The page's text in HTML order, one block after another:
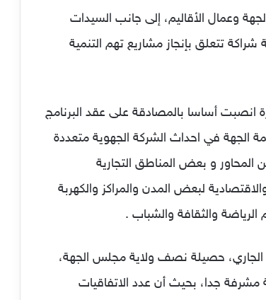
السيد والي الجهة وعمال الأقاليم، إلى جانب السيدات
المجلس، أنه جرت المصادقة على 45 اتفاقية شراكة تتعلق بإنجاز مشاريع تهم التنمية
انصبت أساسا بالمصادقة على عقد البرنامج
الجهة في احداث الشركة الجهوية متعددة
المحاور و بعض المناطق التجارية
لبعض المدن والمراكز والكهربة
والثقافة والشباب .
حصيلة نصف ولاية مجلس الجهة،
إلى أكتوبر 2024، و هي حصيلة مشرفة جدا، بحيث أن عدد الاتفاقيات